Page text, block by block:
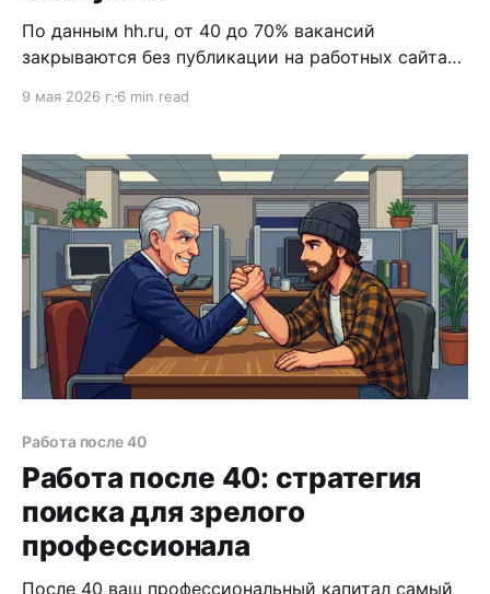
По данным hh.ru, от 40 до 70% вакансий
закрываются без публикации на работных сайтах.
звонок знакомому — так заполняется скрытый
строят связи хаотично: обмениваются визитками
на конференциях, добавляются в LinkedIn и
забывают друг о друге на годы. Эта статья
9 мая 2026 г. 6 min read
Работа после 40
Работа после 40: стратегия
поиска для зрелого
профессионала
После 40 ваш профессиональный капитал самый